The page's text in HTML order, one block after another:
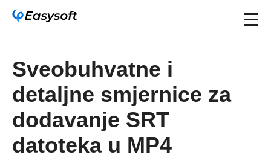
Sveobuhvatne i
detaljne smjernice za
dodavanje SRT
datoteka u MP4